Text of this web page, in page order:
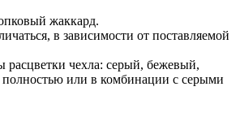
жаккард.
в зависимости от поставляемой
чехла: серый, бежевый,
или в комбинации с серыми